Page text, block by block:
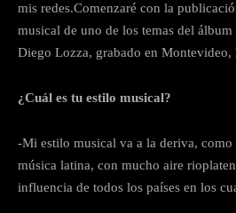
mis redes.Comenzaré con la
musical de uno de los temas del
Diego Lozza, grabado en Montevideo,
¿Cuál es tu estilo musical?
-Mi estilo musical va a la deriva, como
música latina, con mucho aire
influencia de todos los países en los